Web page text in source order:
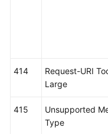
皮
源
414
Request-URI
Large
415
Unsupported
Type